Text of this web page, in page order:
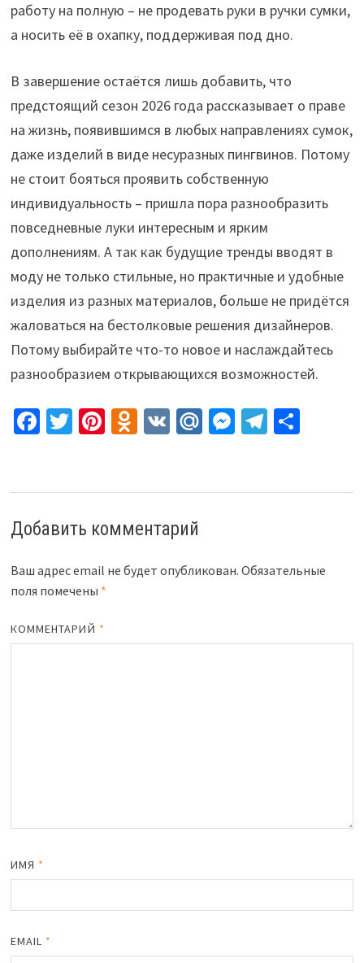
работу на полную – не продевать руки в ручки сумки,
а носить её в охапку, поддерживая под дно.
В завершение остаётся лишь добавить, что
предстоящий сезон 2026 года рассказывает о праве
на жизнь, появившимся в любых направлениях сумок,
даже изделий в виде несуразных пингвинов. Потому
не стоит бояться проявить собственную
индивидуальность – пришла пора разнообразить
повседневные луки интересным и ярким
дополнениям. А так как будущие тренды вводят в
моду не только стильные, но практичные и удобные
изделия из разных материалов, больше не придётся
жаловаться на бестолковые решения дизайнеров.
Потому выбирайте что-то новое и наслаждайтесь
разнообразием открывающихся возможностей.
Fa
o
o
T
er
Pi
es
t
O
o
kl
sn
V M
R
M
n
Te
a
О
р
и
Добавить комментарий
Ваш адрес email не будет опубликован. Обязательные
поля помечены *
КОММЕНТАРИЙ *
ИМЯ *
EMAIL *